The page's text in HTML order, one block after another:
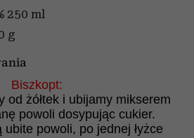
250 ml
g
Biszkopt:
od żółtek i ubijamy mikserem
powoli dosypując cukier.
ubite powoli, po jednej łyżce